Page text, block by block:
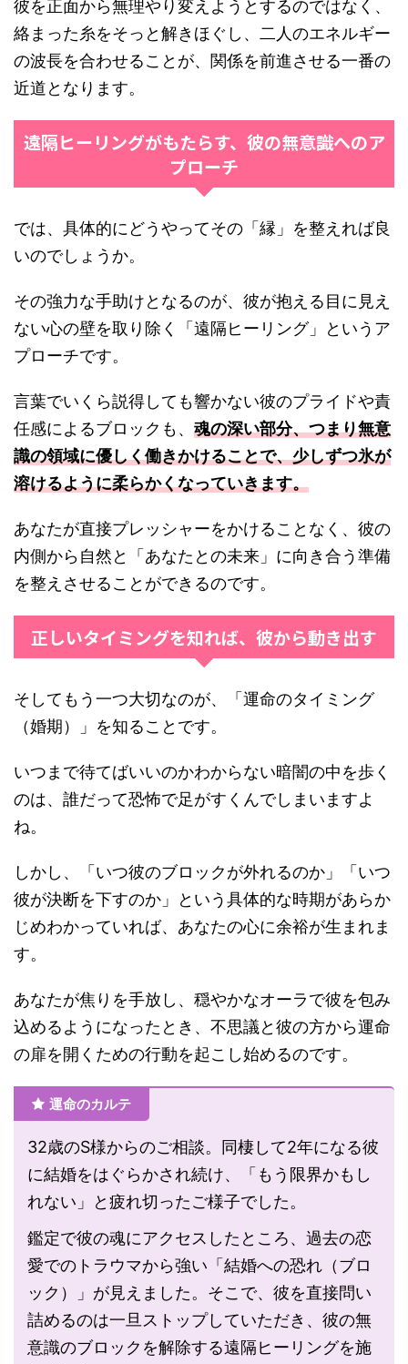
彼を正面から無理やり変えようとするのではなく、
絡まった糸をそっと解きほぐし、二人のエネルギー
の波長を合わせることが、関係を前進させる一番の
近道となります。
遠隔ヒーリングがもたらす、彼の無意識へのア
プローチ
では、具体的にどうやってその「縁」を整えれば良
いのでしょうか。
その強力な手助けとなるのが、彼が抱える目に見え
ない心の壁を取り除く「遠隔ヒーリング」というア
プローチです。
言葉でいくら説得しても響かない彼のプライドや責
任感によるブロックも、 魂の深い部分、つまり無意
識の領域に優しく働きかけることで、少しずつ氷が
溶けるように柔らかくなっていきます。
あなたが直接プレッシャーをかけることなく、彼の
内側から自然と「あなたとの未来」に向き合う準備
を整えさせることができるのです。
正しいタイミングを知れば、彼から動き出す
そしてもう一つ大切なのが、「運命のタイミング
（婚期）」を知ることです。
いつまで待てばいいのかわからない暗闇の中を歩く
のは、誰だって恐怖で足がすくんでしまいますよ
ね。
しかし、「いつ彼のブロックが外れるのか」「いつ
彼が決断を下すのか」という具体的な時期があらか
じめわかっていれば、あなたの心に余裕が生まれま
す。
あなたが焦りを手放し、穏やかなオーラで彼を包み
込めるようになったとき、不思議と彼の方から運命
の扉を開くための行動を起こし始めるのです。
運命のカルテ
32歳のS様からのご相談。同棲して2年になる彼
に結婚をはぐらかされ続け、「もう限界かもし
れない」と疲れ切ったご様子でした。
鑑定で彼の魂にアクセスしたところ、過去の恋
愛でのトラウマから強い「結婚への恐れ（ブロ
ック）」が見えました。そこで、彼を直接問い
詰めるのは一旦ストップしていただき、彼の無
意識のブロックを解除する遠隔ヒーリングを施